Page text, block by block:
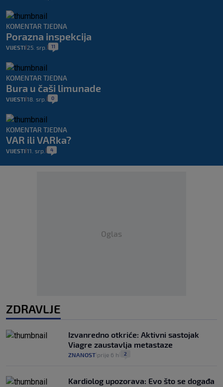
KOMENTAR TJEDNA
Porazna inspekcija
VIJESTI 25. srp. 11
KOMENTAR TJEDNA
Bura u čaši limunade
VIJESTI 18. srp. 0
KOMENTAR TJEDNA
VAR ili VARka?
VIJESTI 11. srp. 4
Oglas
ZDRAVLJE
Izvanredno otkriće: Aktivni sastojak
Viagre zaustavlja metastaze
ZNANOST prije 6 h 2
Kardiolog upozorava: Evo što se događa